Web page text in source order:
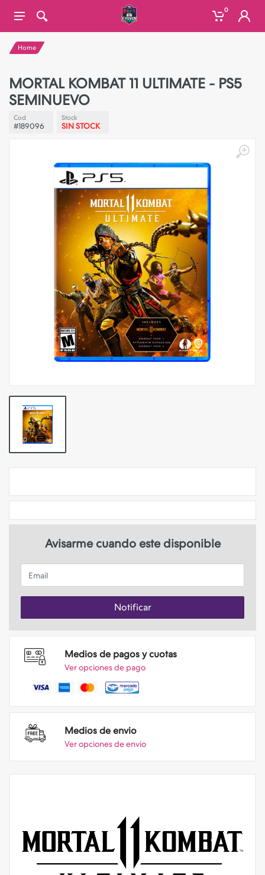
0
Home
MORTAL KOMBAT 11 ULTIMATE - PS5
SEMINUEVO
Cod
#189096
Stock
SIN STOCK
Avisarme cuando este disponible
Email
Notificar
Medios de pagos y cuotas
Ver opciones de pago
Medios de envio
Ver opciones de envio